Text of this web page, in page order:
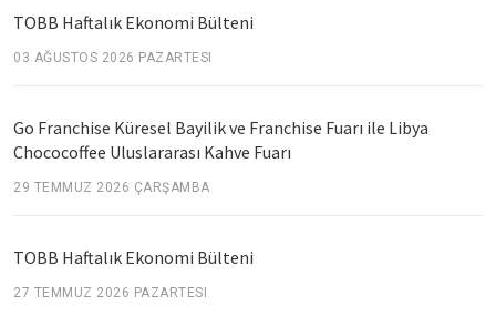
TOBB Haftalık Ekonomi Bülteni
03 AĞUSTOS 2026 PAZARTESI
Go Franchise Küresel Bayilik ve Franchise Fuarı ile Libya
Chococoffee Uluslararası Kahve Fuarı
29 TEMMUZ 2026 ÇARŞAMBA
TOBB Haftalık Ekonomi Bülteni
27 TEMMUZ 2026 PAZARTESI